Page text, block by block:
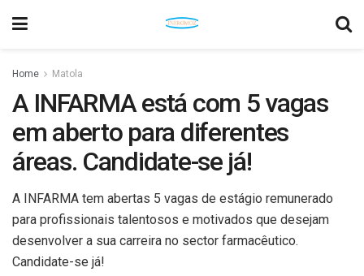
Home Matola
A INFARMA está com 5 vagas
em aberto para diferentes
áreas. Candidate-se já!
A INFARMA tem abertas 5 vagas de estágio remunerado
para profissionais talentosos e motivados que desejam
desenvolver a sua carreira no sector farmacêutico.
Candidate-se já!